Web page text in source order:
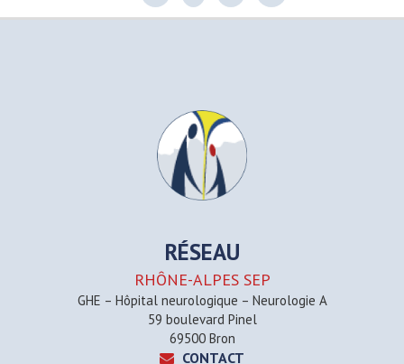
RÉSEAU
RHÔNE-ALPES SEP
GHE – Hôpital neurologique – Neurologie A
59 boulevard Pinel
69500 Bron
CONTACT